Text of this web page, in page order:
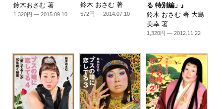
鈴木おさむ 著
1,320円 — 2015.09.10
鈴木 おさむ 著
572円 — 2014.07.10
る 特別編」』
鈴木 おさむ 著 大島
美幸 著
1,320円 — 2012.11.22